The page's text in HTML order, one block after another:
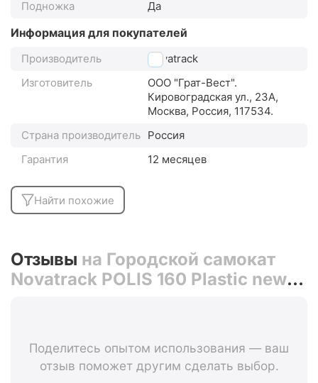
Подножка Да
Информация для покупателей
Производитель
Novatrack
Изготовитель
ООО "Грат-Вест".
Кировоградская ул., 23А,
Москва, Россия, 117534.
Страна производитель Россия
Гарантия
12 месяцев
Найти похожие
Отзывы на Городской самокат
Novatrack POLIS 160 Plastic new
Поделитесь опытом использования — ваш
отзыв поможет другим сделать выбор.